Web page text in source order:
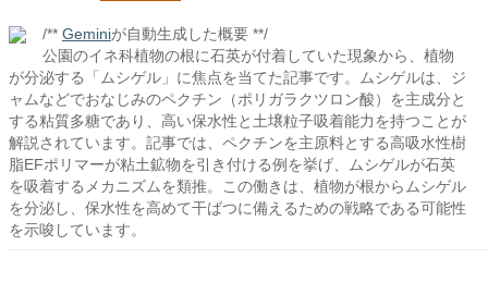
/** Geminiが自動生成した概要 **/
公園のイネ科植物の根に石英が付着していた現象から、植物
が分泌する「ムシゲル」に焦点を当てた記事です。ムシゲルは、ジ
ャムなどでおなじみのペクチン（ポリガラクツロン酸）を主成分と
する粘質多糖であり、高い保水性と土壌粒子吸着能力を持つことが
解説されています。記事では、ペクチンを主原料とする高吸水性樹
脂EFポリマーが粘土鉱物を引き付ける例を挙げ、ムシゲルが石英
を吸着するメカニズムを類推。この働きは、植物が根からムシゲル
を分泌し、保水性を高めて干ばつに備えるための戦略である可能性
を示唆しています。